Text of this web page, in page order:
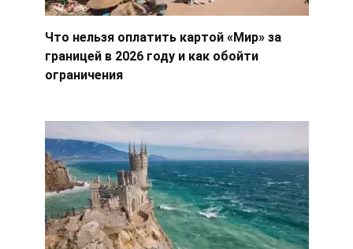
Что нельзя оплатить картой «Мир» за
границей в 2026 году и как обойти
ограничения